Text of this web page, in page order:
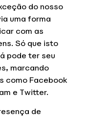
do nosso
uma forma
com as
Só que isto
pode ter seu
marcando
como Facebook
e Twitter.
de